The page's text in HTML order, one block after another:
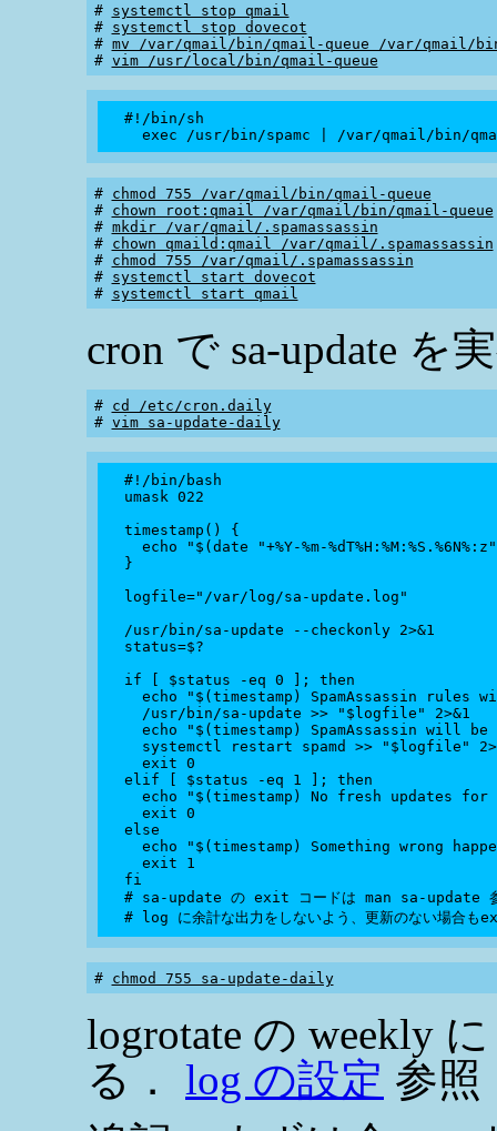
# systemctl stop qmail
# systemctl stop dovecot
# mv /var/qmail/bin/qmail-queue /var/qmail/
# vim /usr/local/bin/qmail-queue
  #!/bin/sh
# chmod 755 /var/qmail/bin/qmail-queue
# chown root:qmail /var/qmail/bin/qmail-queue
# mkdir /var/qmail/.spamassassin
# chown qmaild:qmail /var/qmail/.spamassassin
# chmod 755 /var/qmail/.spamassassin
# systemctl start dovecot
# systemctl start qmail
cron で sa-update を
# cd /etc/cron.daily
# vim sa-update-daily
  #!/bin/bash
  umask 022
  timestamp() {
echo "$(date "+%Y-%m-
  }
  logfile="/var/log/sa-update.log"
  /usr/bin/sa-update --checkonly 2>&1
  status=$?
  if [ $status -eq 0 ]; then
echo "$(timestamp) SpamAssassin rules
    /usr/bin/sa-update >> "$logfile" 2>&1
echo "$(timestamp) SpamAssassin will be
systemctl restart spamd >> "$logfile"
    exit 0
  elif [ $status -eq 1 ]; then
echo "$(timestamp) No fresh updates for
    exit 0
  else
echo "$(timestamp) Something wrong
    exit 1
  fi
# sa-update の exit コードは man sa-update
# chmod 755 sa-update-daily
logrotate の weekly
る． log の設定 参照